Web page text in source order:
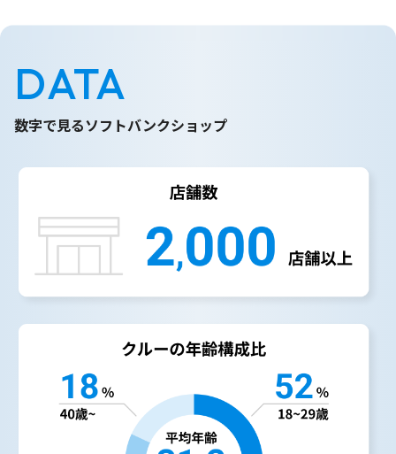
DATA
数字で見るソフトバンクショップ